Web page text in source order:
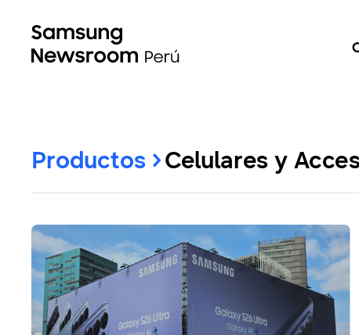
Productos Celulares y